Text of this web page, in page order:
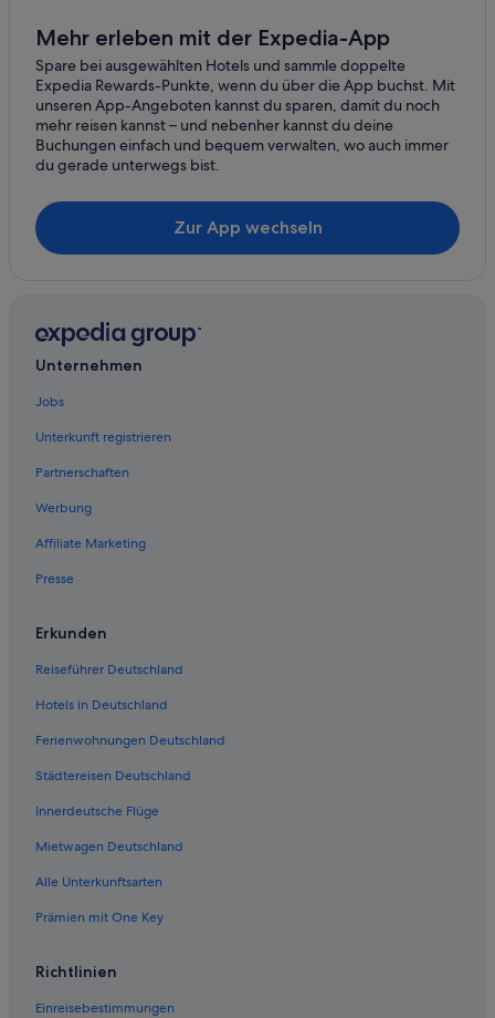
Tropea Hotels
5-Sterne-Hotels in Reggio Calabria
Campingplätze in Marina di Schiavonea
Ferienwohnungen in Tropea
Mongiana Hotels
Ferienwohnungen in Reggio Calabria
Marriott Hotels & Resorts in Platania
Mehr erleben mit der Expedia-App
Spare bei ausgewählten Hotels und sammle doppelte
Expedia Rewards-Punkte, wenn du über die App buchst. Mit
unseren App-Angeboten kannst du sparen, damit du noch
mehr reisen kannst – und nebenher kannst du deine
Buchungen einfach und bequem verwalten, wo auch immer
du gerade unterwegs bist.
Zur App wechseln
Unternehmen
Jobs
Unterkunft registrieren
Partnerschaften
Werbung
Affiliate Marketing
Presse
Erkunden
Reiseführer Deutschland
Hotels in Deutschland
Ferienwohnungen Deutschland
Städtereisen Deutschland
Innerdeutsche Flüge
Mietwagen Deutschland
Alle Unterkunftsarten
Prämien mit One Key
Richtlinien
Einreisebestimmungen